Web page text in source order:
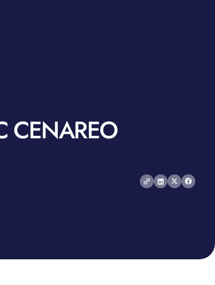
CENAREO